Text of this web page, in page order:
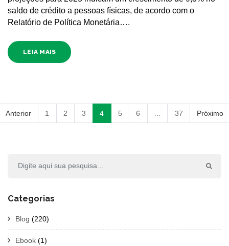
saldo de crédito a pessoas físicas, de acordo com o
Relatório de Política Monetária….
LEIA MAIS
Anterior 1 2 3 4 5 6 37 Próximo
Categorias
Blog (220)
Ebook (1)